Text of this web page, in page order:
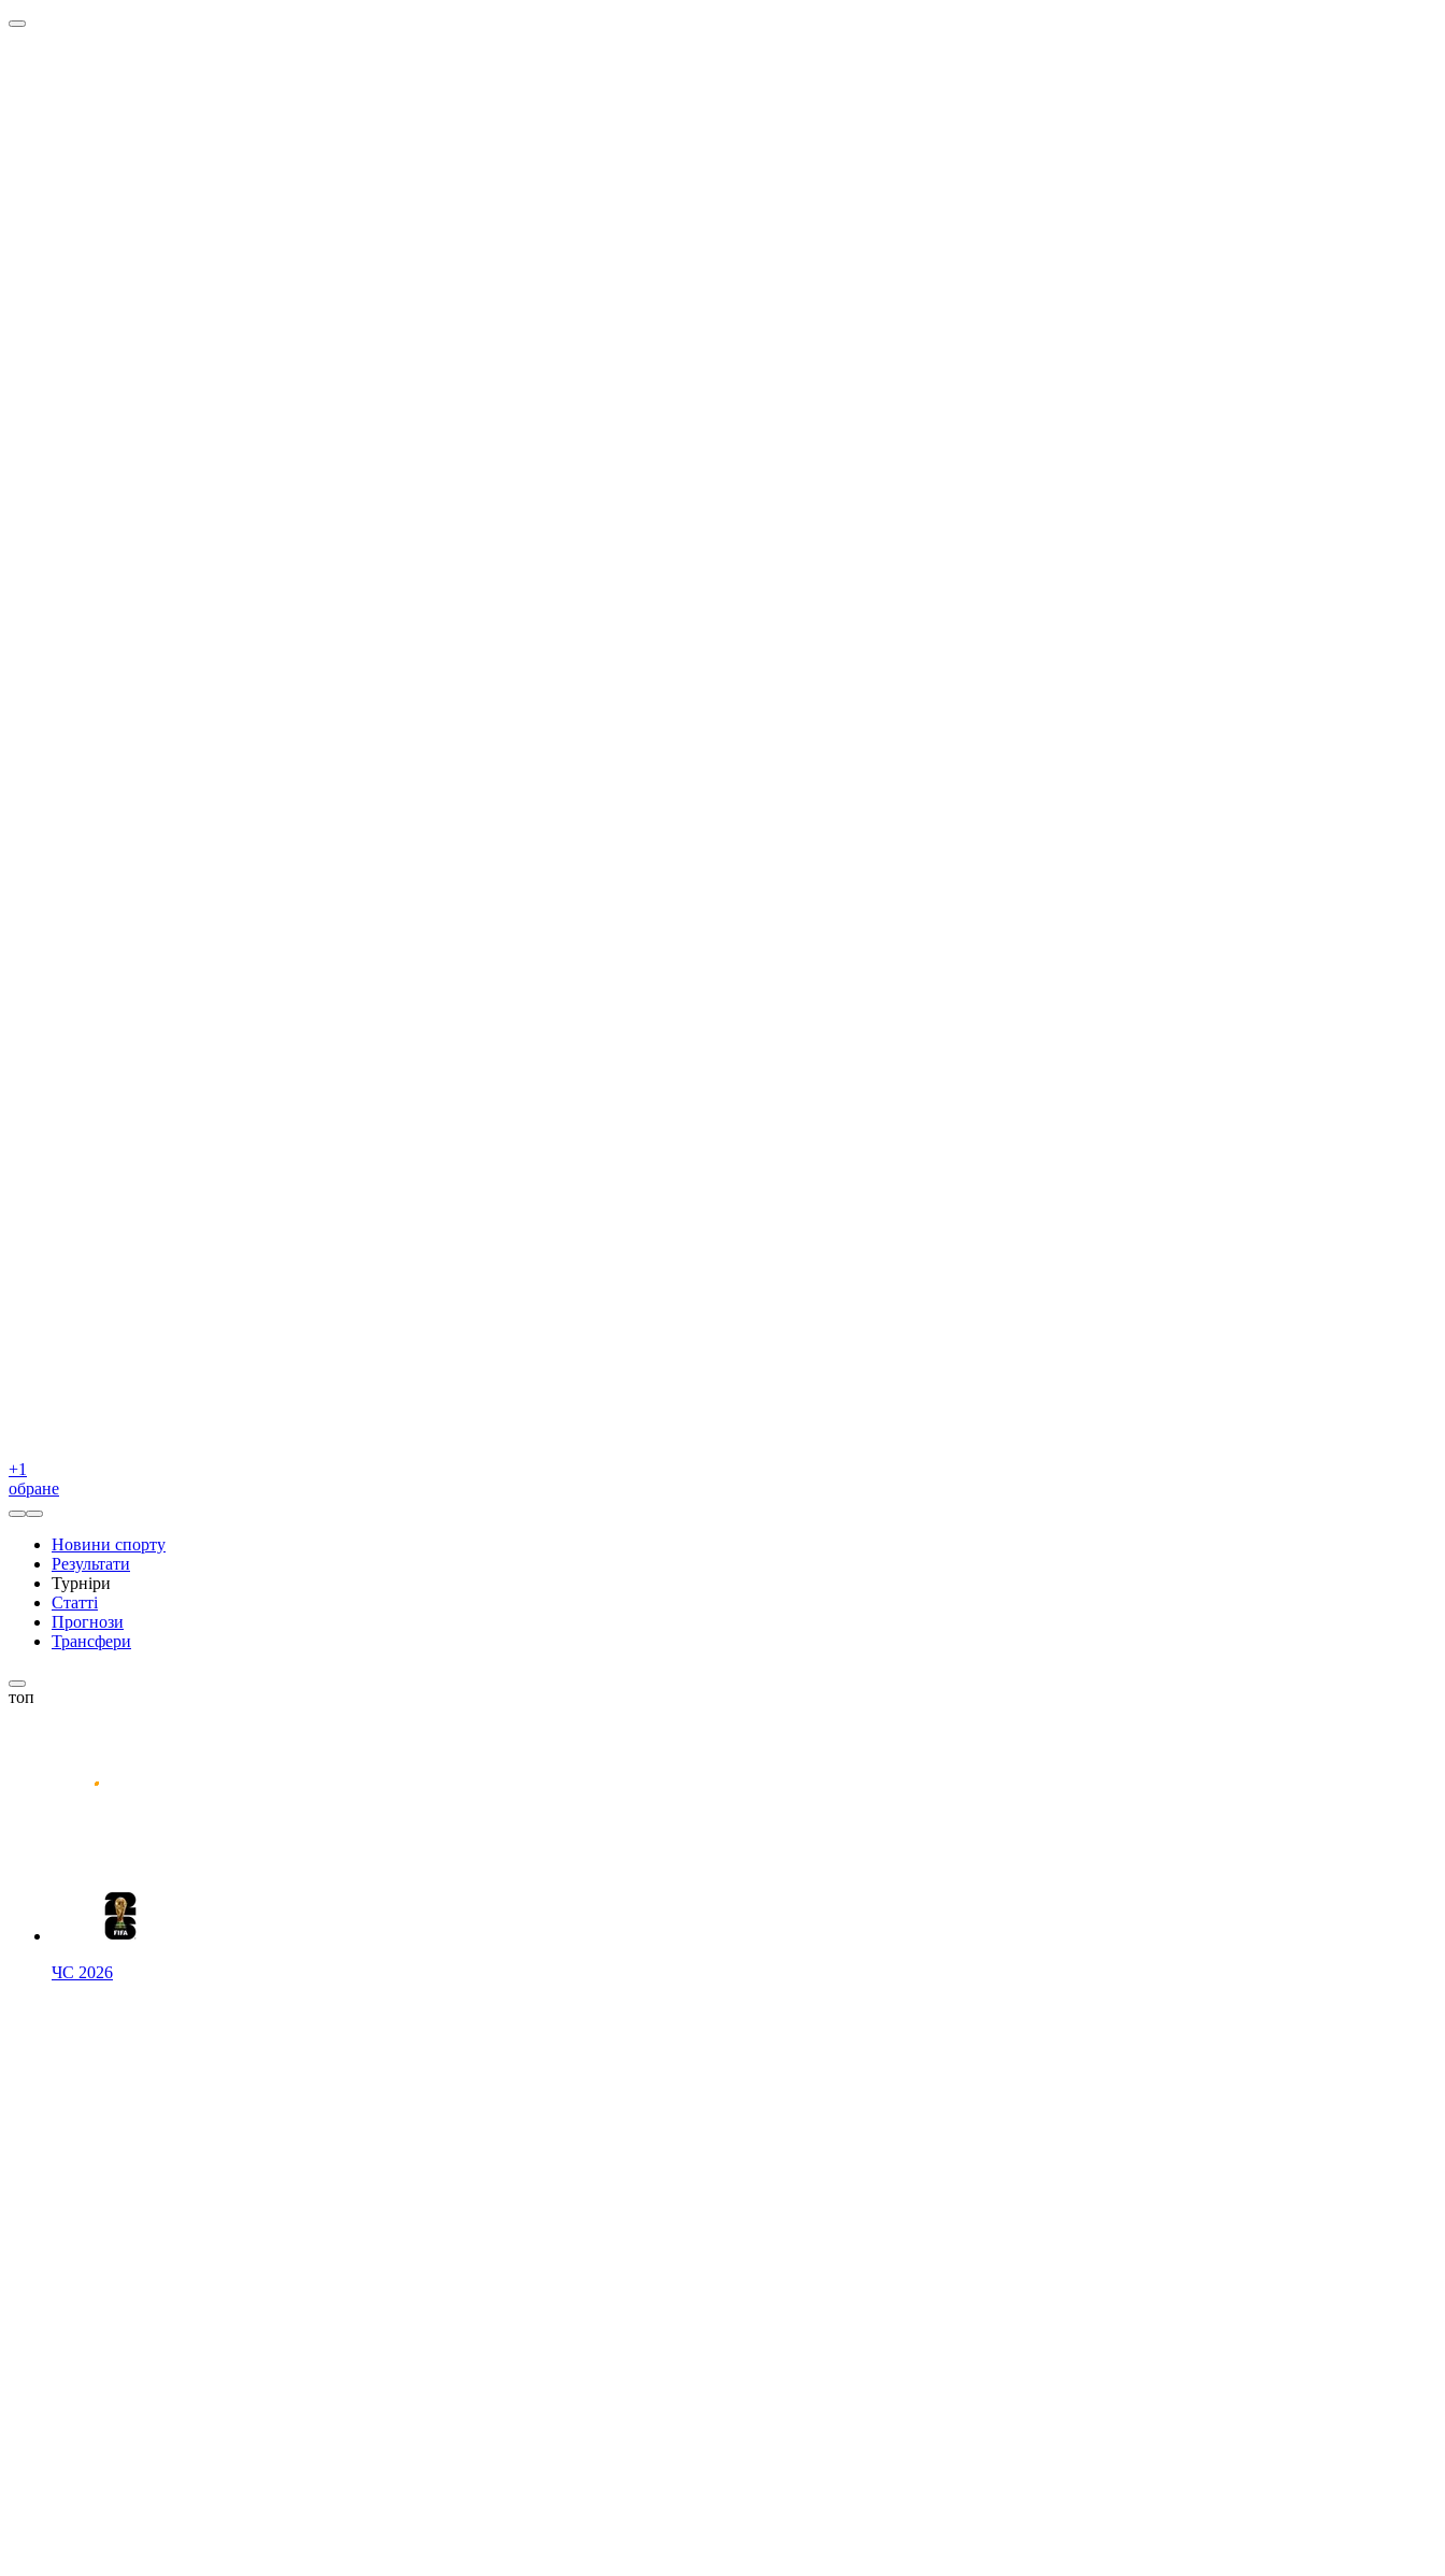
+1
обране
Новини спорту
Результати
Турніри
Статті
Прогнози
Трансфери
топ
ЧС 2026